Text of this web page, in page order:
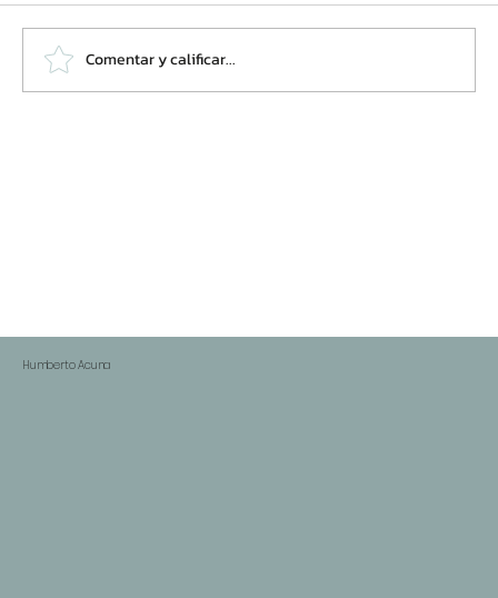
Comentar y calificar...
Humberto Acuna